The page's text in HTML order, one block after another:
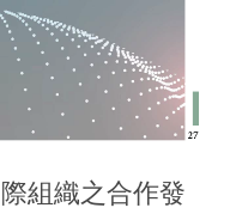
組織之合作發